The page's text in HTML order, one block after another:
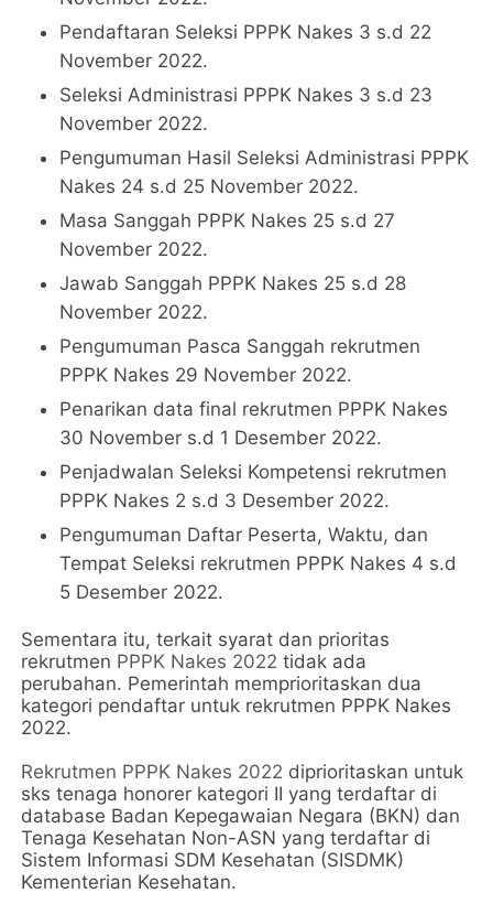
Pendaftaran Seleksi PPPK Nakes 3 s.d 22
November 2022.
Seleksi Administrasi PPPK Nakes 3 s.d 23
November 2022.
Pengumuman Hasil Seleksi Administrasi PPPK
Nakes 24 s.d 25 November 2022.
Masa Sanggah PPPK Nakes 25 s.d 27
November 2022.
Jawab Sanggah PPPK Nakes 25 s.d 28
November 2022.
Pengumuman Pasca Sanggah rekrutmen
PPPK Nakes 29 November 2022.
Penarikan data final rekrutmen PPPK Nakes
30 November s.d 1 Desember 2022.
Penjadwalan Seleksi Kompetensi rekrutmen
PPPK Nakes 2 s.d 3 Desember 2022.
Pengumuman Daftar Peserta, Waktu, dan
Tempat Seleksi rekrutmen PPPK Nakes 4 s.d
5 Desember 2022.
Sementara itu, terkait syarat dan prioritas
rekrutmen PPPK Nakes 2022tidak ada
perubahan. Pemerintah memprioritaskan dua
kategori pendaftar untuk rekrutmen PPPK Nakes
2022.
Rekrutmen PPPK Nakes 2022 diprioritaskan untuk
sks tenaga honorer kategori II yang terdaftar di
database Badan Kepegawaian Negara (BKN) dan
Tenaga Kesehatan Non-ASN yang terdaftar di
Sistem Informasi SDM Kesehatan (SISDMK)
Kementerian Kesehatan.